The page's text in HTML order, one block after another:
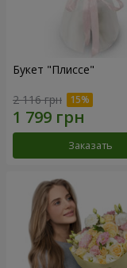
Букет "Плиссе"
2 116 грн
Заказать